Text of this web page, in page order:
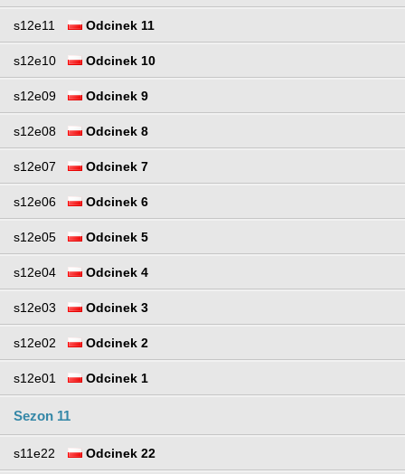
s12e11 Odcinek 11
s12e10 Odcinek 10
s12e09 Odcinek 9
s12e08 Odcinek 8
s12e07 Odcinek 7
s12e06 Odcinek 6
s12e05 Odcinek 5
s12e04 Odcinek 4
s12e03 Odcinek 3
s12e02 Odcinek 2
s12e01 Odcinek 1
Sezon 11
s11e22 Odcinek 22